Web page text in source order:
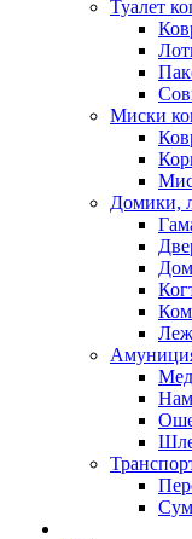
Туалет
Миски
Домики,